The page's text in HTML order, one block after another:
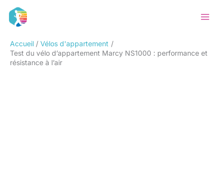
Accueil
Vélos d'appartement
Test du vélo d’appartement Marcy NS1000 : performance et
résistance à l’air
Rechercher